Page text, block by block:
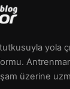
yola
üzerine